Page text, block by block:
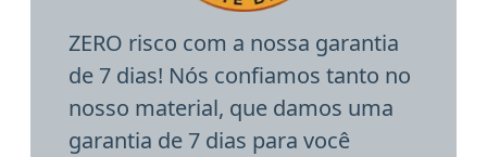
ZERO risco com a nossa garantia
de 7 dias! Nós confiamos tanto no
nosso material, que damos uma
garantia de 7 dias para você